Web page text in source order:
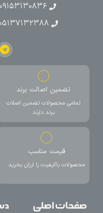
۰۹۱۵۳۱۳۰۸۳۶
تضمین اصالت برند
تمامی محصولات تضمین اصلات
برند دارند
قیمت مناسب
محصولات باکیفیت را ارزان بخرید
صفحات اصلی